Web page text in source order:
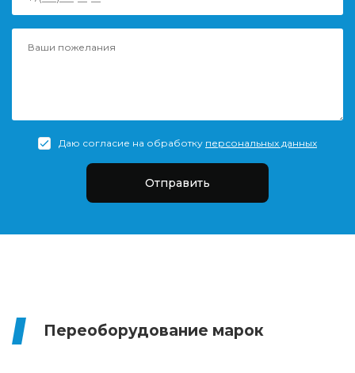
Даю согласие на обработку персональных данных
Отправить
Переоборудование марок